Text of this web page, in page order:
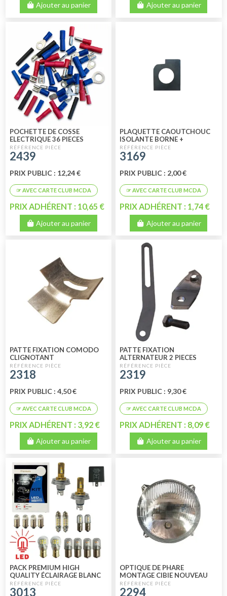
Ajouter au panier Ajouter au panier
POCHETTE DE COSSE
ELECTRIQUE 36 PIECES
2439
PRIX PUBLIC : 12,24 €
PRIX ADHÉRENT : 10,65 €
Ajouter au panier
PLAQUETTE CAOUTCHOUC
ISOLANTE BORNE +
3169
PRIX PUBLIC : 2,00 €
PRIX ADHÉRENT : 1,74 €
Ajouter au panier
PATTE FIXATION COMODO
CLIGNOTANT
2318
PRIX PUBLIC : 4,50 €
PRIX ADHÉRENT : 3,92 €
Ajouter au panier
PATTE FIXATION
ALTERNATEUR 2 PIECES
2319
PRIX PUBLIC : 9,30 €
PRIX ADHÉRENT : 8,09 €
Ajouter au panier
PACK PREMIUM HIGH
QUALITY ÉCLAIRAGE BLANC
CHAUD LED 12V POUR
MÉHARI
3013
OPTIQUE DE PHARE
MONTAGE CIBIE NOUVEAU
MODELE DROIT / GAUCHE
GAMME PERFORMANCE
2294